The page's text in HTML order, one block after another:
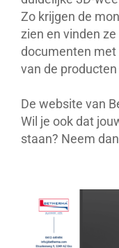
Zo krijgen de
zien en vinden
documenten
van de
De website van
Wil je ook dat
staan? Neem dan